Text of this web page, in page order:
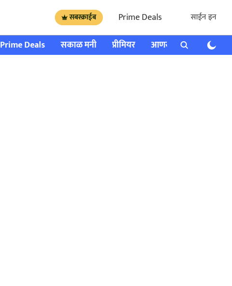
सबस्क्राईब Prime Deals साईन इन
Prime Deals सकाळ मनी प्रीमियर आणखी राशी भविष्य